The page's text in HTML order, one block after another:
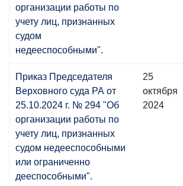
организации работы по
учету лиц, признанных
судом
недееспособными".
Приказ Председателя
Верховного суда РА от
25.10.2024 г. № 294 "Об
организации работы по
учету лиц, признанных
судом недееспособными
или ограниченно
дееспособными".
25
октября
2024